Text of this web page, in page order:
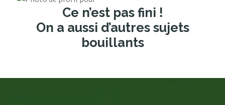
Ce n’est pas fini !
On a aussi d’autres sujets
bouillants